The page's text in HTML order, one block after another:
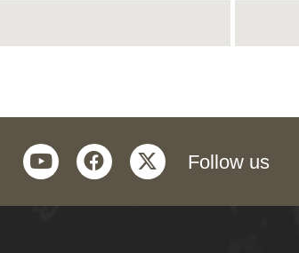
Follow us
twitter
facebook